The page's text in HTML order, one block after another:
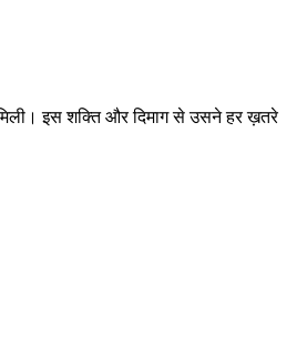
इस शक्ति और दिमाग से उसने हर ख़तरे